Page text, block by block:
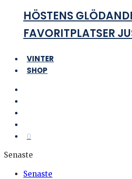
HÖSTENS
FAVORITPLATSER
VINTER
SHOP
0
Senaste
Senaste